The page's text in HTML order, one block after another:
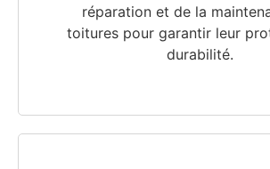
réparation et de la
toitures pour garantir leur
durabilité.